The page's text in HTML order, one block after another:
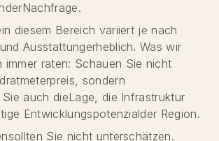
diesem Bereich variiert je nach
Ausstattungerheblich. Was wir
immer raten: Schauen Sie nicht
sondern
auch dieLage, die Infrastruktur
Entwicklungspotenzialder Region.
Sie nicht unterschätzen.